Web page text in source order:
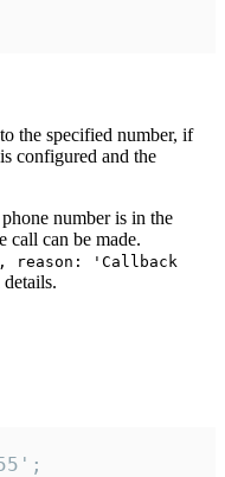
the specified number, if
configured and the
number is in the
call can be made.
'Callback